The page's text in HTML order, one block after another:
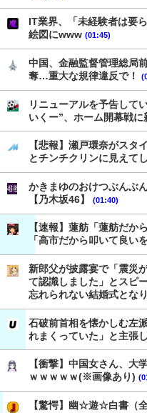
IT業界、「未経験者は要
絵図にwww (01:45)
中国、金融監督管理総局
奪…重大な規律違反で！
リニューアルを予告して
いくー”、ホーム開幕戦
【悲報】瀬戸環奈がスタ
とチンチクリンに見えて
かきまゆのおけつぶんぶ
【乃木坂46】
(01:40)
【速報】蓮舫「蓮舫だか
「高市だから叩いて良い
新郎父が披露宴で「震災
て認識しました」とスピ
忘れられない結婚式とな
石破前首相を懐かしむ左
れまくっていた」と主張
【衝撃】中国女さん、大
ｗｗｗｗｗ(※画像あり)
【驚愕】幽☆遊☆白書（